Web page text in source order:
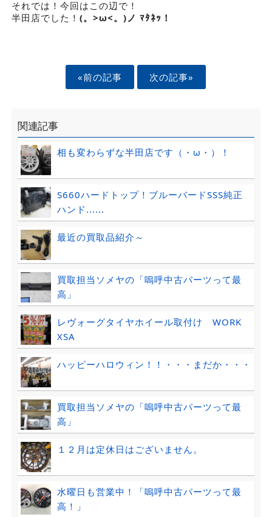
それでは！今回はこの辺で！
半田店でした！ (。>ω<。)ノ ﾏﾀﾈｯ！
«前の記事 次の記事»
関連記事
相も変わらずな半田店です（・ω・）！
S660ハードトップ！ブルーバードSSS純正
ハンド......
最近の買取品紹介～
買取担当ソメヤの「嗚呼中古パーツって最
高」
レヴォーグタイヤホイール取付け WORK
XSA
ハッピーハロウィン！！・・・まだか・・・
買取担当ソメヤの「嗚呼中古パーツって最
高」
１２月は定休日はございません。
水曜日も営業中！「嗚呼中古パーツって最
高！」